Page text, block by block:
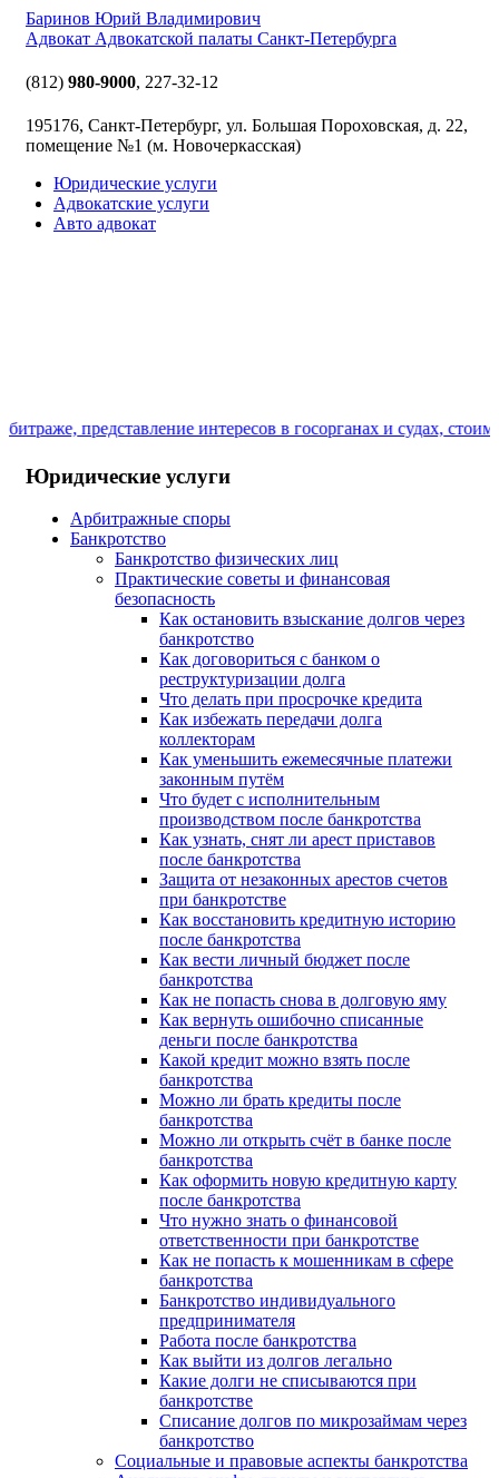
Баринов Юрий Владимирович
Адвокат Адвокатской палаты Санкт-Петербурга
(812) 980-9000, 227-32-12
195176, Санкт-Петербург, ул. Большая Пороховская, д. 22,
помещение №1 (м. Новочеркасская)
Юридические услуги
Адвокатские услуги
Авто адвокат
представление интересов в госорганах и судах,
Юридические услуги
Арбитражные споры
Банкротство
Банкротство физических лиц
Практические советы и финансовая
безопасность
Как остановить взыскание долгов через
банкротство
Как договориться с банком о
реструктуризации долга
Что делать при просрочке кредита
Как избежать передачи долга
коллекторам
Как уменьшить ежемесячные платежи
законным путём
Что будет с исполнительным
производством после банкротства
Как узнать, снят ли арест приставов
после банкротства
Защита от незаконных арестов счетов
при банкротстве
Как восстановить кредитную историю
после банкротства
Как вести личный бюджет после
банкротства
Как не попасть снова в долговую яму
Как вернуть ошибочно списанные
деньги после банкротства
Какой кредит можно взять после
банкротства
Можно ли брать кредиты после
банкротства
Можно ли открыть счёт в банке после
банкротства
Как оформить новую кредитную карту
после банкротства
Что нужно знать о финансовой
ответственности при банкротстве
Как не попасть к мошенникам в сфере
банкротства
Банкротство индивидуального
предпринимателя
Работа после банкротства
Как выйти из долгов легально
Какие долги не списываются при
банкротстве
Списание долгов по микрозаймам через
банкротство
Социальные и правовые аспекты банкротства